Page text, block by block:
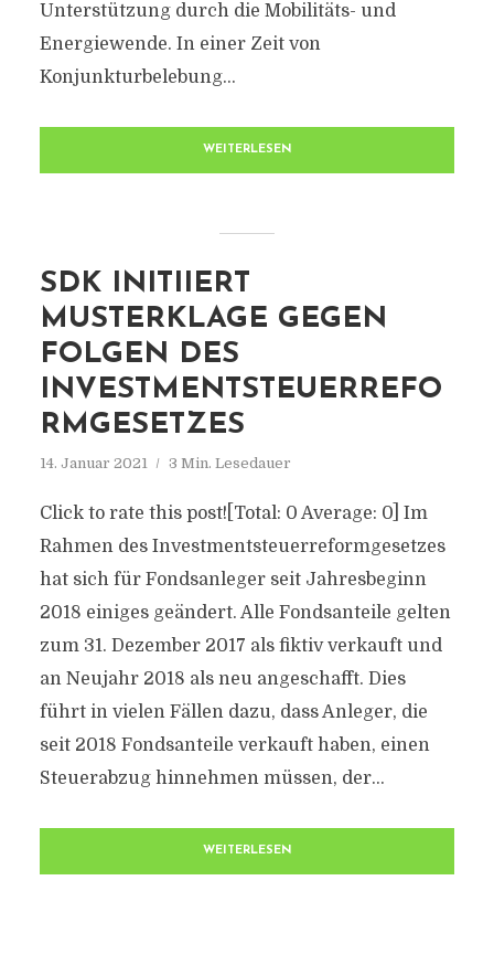
Unterstützung durch die Mobilitäts- und
Energiewende. In einer Zeit von
Konjunkturbelebung...
WEITERLESEN
SDK INITIIERT
MUSTERKLAGE GEGEN
FOLGEN DES
INVESTMENTSTEUERREFO
RMGESETZES
14. Januar 2021 3 Min. Lesedauer
Click to rate this post![Total: 0 Average: 0] Im
Rahmen des Investmentsteuerreformgesetzes
hat sich für Fondsanleger seit Jahresbeginn
2018 einiges geändert. Alle Fondsanteile gelten
zum 31. Dezember 2017 als fiktiv verkauft und
an Neujahr 2018 als neu angeschafft. Dies
führt in vielen Fällen dazu, dass Anleger, die
seit 2018 Fondsanteile verkauft haben, einen
Steuerabzug hinnehmen müssen, der...
WEITERLESEN